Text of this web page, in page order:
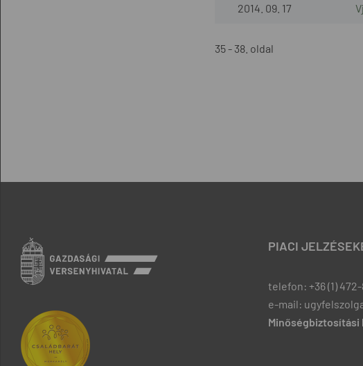
2014. 09. 17
35 - 38. oldal
PIACI
telefon: +36 (1) 472-
e-mail:
Minőségbiztosítási